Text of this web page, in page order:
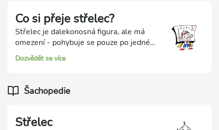
Co si přeje střelec?
Střelec je dalekonosná figura, ale má
omezení - pohybuje se pouze po jedné
barvě polí. Střelec může být dobrý nebo
špatný - ke spokojenosti potřebuje
jsou dvojice střelců a nestejnobarevní
střelci.
Dozvědět se více
Šachopedie
Střelec